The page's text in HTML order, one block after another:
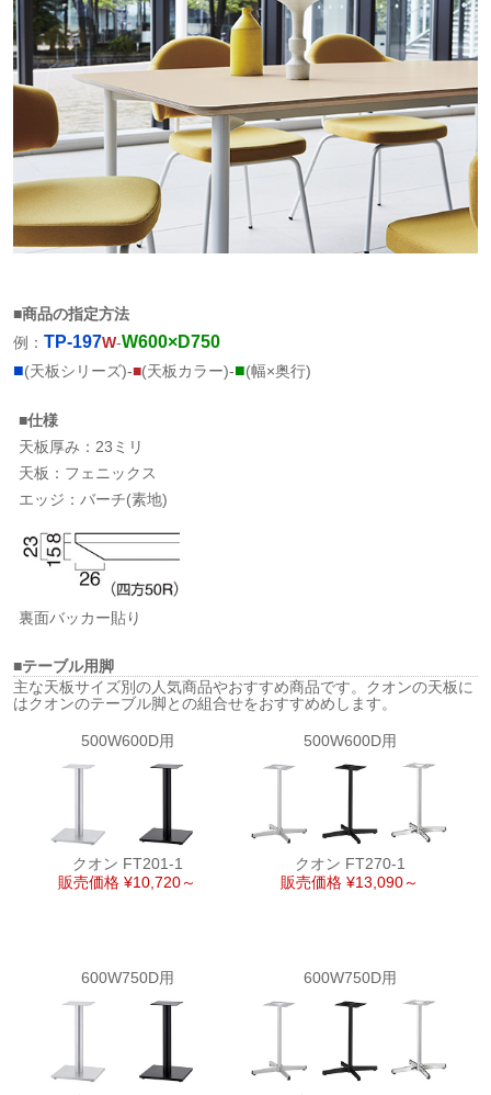
■商品の指定方法
例：TP-197W-W600×D750
■(天板シリーズ)-■(天板カラー)-■(幅×奥行)
■仕様
天板厚み：23ミリ
天板：フェニックス
エッジ：バーチ(素地)
裏面バッカー貼り
■テーブル用脚
主な天板サイズ別の人気商品やおすすめ商品です。クオンの天板に
はクオンのテーブル脚との組合せをおすすめめします。
500W600D用
クオン FT201-1
販売価格 ¥10,720～
500W600D用
クオン FT270-1
販売価格 ¥13,090～
600W750D用 600W750D用